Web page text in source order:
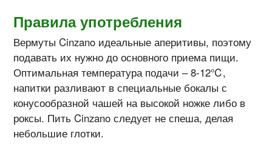
Правила употребления
Вермуты Cinzano идеальные аперитивы, поэтому
подавать их нужно до основного приема пищи.
Оптимальная температура подачи – 8-12℃,
напитки разливают в специальные бокалы с
конусообразной чашей на высокой ножке либо в
роксы. Пить Cinzano следует не спеша, делая
небольшие глотки.